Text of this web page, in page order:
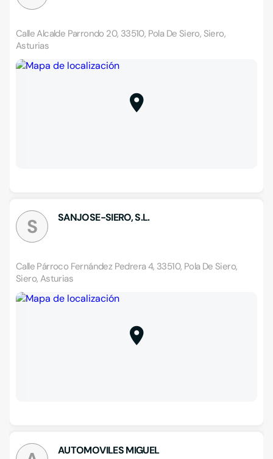
Calle Alcalde Parrondo 20, 33510, Pola De Siero, Siero,
Asturias
S SANJOSE-SIERO, S.L.
Calle Párroco Fernández Pedrera 4, 33510, Pola De Siero,
Siero, Asturias
AUTOMOVILES MIGUEL